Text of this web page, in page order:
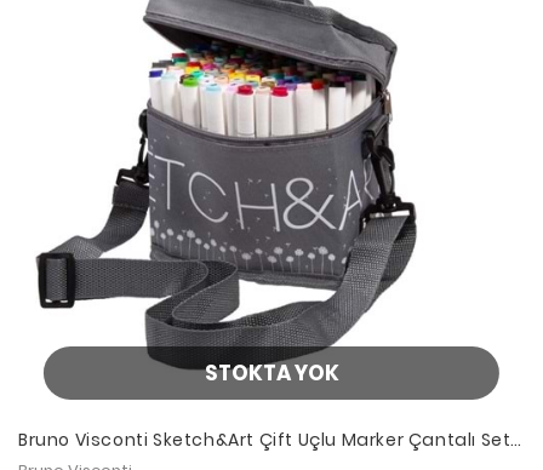
STOKTA YOK
Bruno Visconti Sketch&Art Çift Uçlu Marker Çantalı Set
120 Renk